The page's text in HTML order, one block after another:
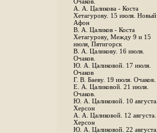
Очаков.
А. А. Цаликова - Коста
Хетагурову. 15 июля. Новый
Афон
В. А. Цаликов - Коста
Хетагурову, Между 9 и 15
июля, Пятигорск
В. А. Цаликову. 16 июля.
Очаков.
Ю. А. Цаликовой. 17 июля.
Очаков
Г. В. Баеву. 19 июля. Очаков.
Е. А. Цаликовой. 21 июля.
Очаков.
Ю. А. Цаликовой. 10 августа.
Херсон
А. А. Цаликовой. 12 августа.
Херсон
Ю. А. Цаликовой. 22 августа.